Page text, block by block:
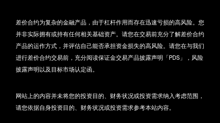
差价合约为复杂的金融产品，由于杠杆作用而存在迅速亏损的高风险。您
并非实际拥有或持有任何相关基础资产。请您在交易前充分了解差价合约
产品的运作方式，并评估自己能否承担资金损失的高风险。请您在与我们
进行差价合约交易前，充分阅读保证金交易产品披露声明「PDS」，风险
披露声明以及目标市场认定函。
网站上的内容并未将您的投资目的、财务状况或投资需求纳入考虑范围，
请您依据自身投资目的、财务状况或投资需求参考本站内容。